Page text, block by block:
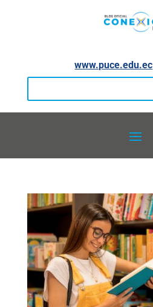
www.puce.edu.ec